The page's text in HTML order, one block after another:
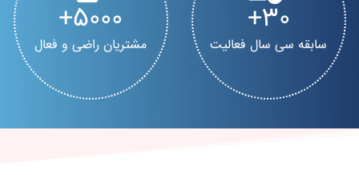
30
سابقه سی سال فعالیت
5000
مشتریان راضی و فعال